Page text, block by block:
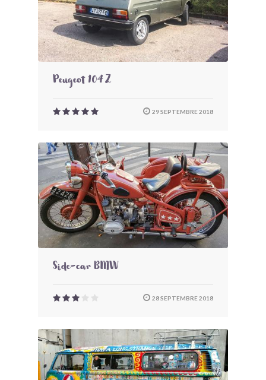
Peugeot 104 Z
29 SEPTEMBRE 2018
Side-car BMW
28 SEPTEMBRE 2018